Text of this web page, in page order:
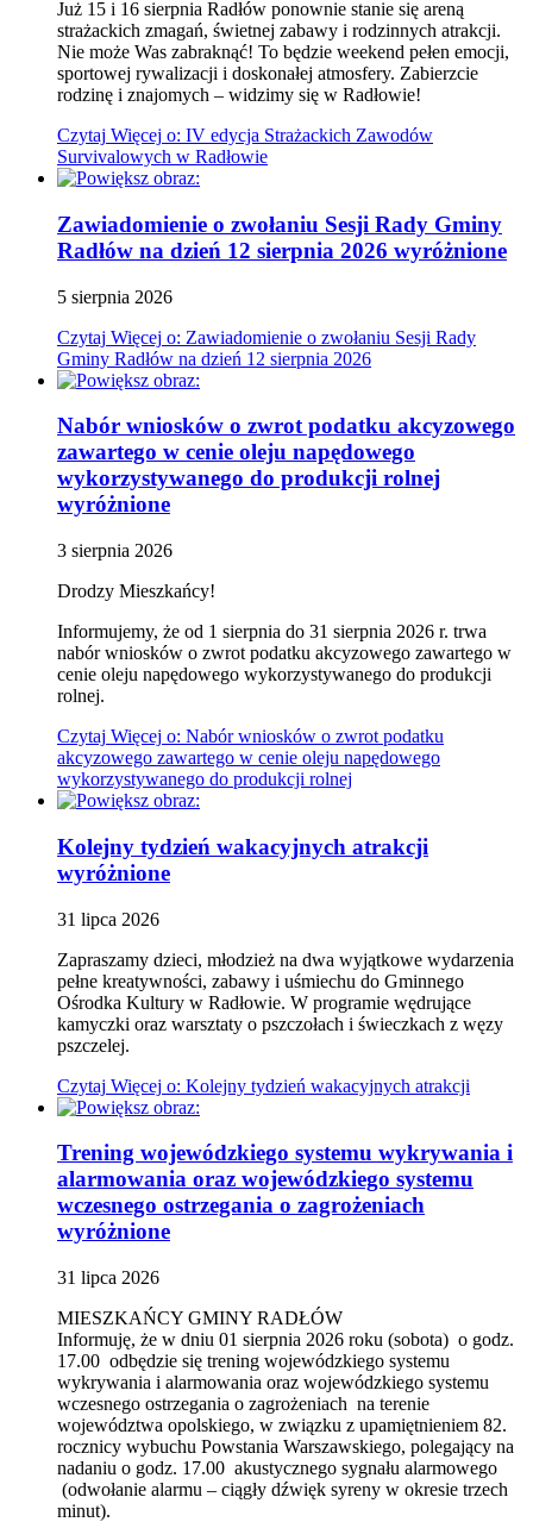
Już 15 i 16 sierpnia Radłów ponownie stanie się areną
strażackich zmagań, świetnej zabawy i rodzinnych atrakcji.
Nie może Was zabraknąć! To będzie weekend pełen emocji,
sportowej rywalizacji i doskonałej atmosfery. Zabierzcie
rodzinę i znajomych – widzimy się w Radłowie!
Czytaj Więcej o: IV edycja Strażackich Zawodów
Survivalowych w Radłowie
Zawiadomienie o zwołaniu Sesji Rady Gminy
Radłów na dzień 12 sierpnia 2026 wyróżnione
5 sierpnia 2026
Czytaj Więcej o: Zawiadomienie o zwołaniu Sesji Rady
Gminy Radłów na dzień 12 sierpnia 2026
Nabór wniosków o zwrot podatku akcyzowego
zawartego w cenie oleju napędowego
wykorzystywanego do produkcji rolnej
wyróżnione
3 sierpnia 2026
Drodzy Mieszkańcy!
Informujemy, że od 1 sierpnia do 31 sierpnia 2026 r. trwa
nabór wniosków o zwrot podatku akcyzowego zawartego w
cenie oleju napędowego wykorzystywanego do produkcji
rolnej.
Czytaj Więcej o: Nabór wniosków o zwrot podatku
akcyzowego zawartego w cenie oleju napędowego
wykorzystywanego do produkcji rolnej
Kolejny tydzień wakacyjnych atrakcji
wyróżnione
31 lipca 2026
Zapraszamy dzieci, młodzież na dwa wyjątkowe wydarzenia
pełne kreatywności, zabawy i uśmiechu do Gminnego
Ośrodka Kultury w Radłowie. W programie wędrujące
kamyczki oraz warsztaty o pszczołach i świeczkach z węzy
pszczelej.
Czytaj Więcej o: Kolejny tydzień wakacyjnych atrakcji
Trening wojewódzkiego systemu wykrywania i
alarmowania oraz wojewódzkiego systemu
wczesnego ostrzegania o zagrożeniach
wyróżnione
31 lipca 2026
MIESZKAŃCY GMINY RADŁÓW
Informuję, że w dniu 01 sierpnia 2026 roku (sobota) o godz.
17.00 odbędzie się trening wojewódzkiego systemu
wykrywania i alarmowania oraz wojewódzkiego systemu
wczesnego ostrzegania o zagrożeniach na terenie
województwa opolskiego, w związku z upamiętnieniem 82.
rocznicy wybuchu Powstania Warszawskiego, polegający na
nadaniu o godz. 17.00 akustycznego sygnału alarmowego
(odwołanie alarmu – ciągły dźwięk syreny w okresie trzech
minut).